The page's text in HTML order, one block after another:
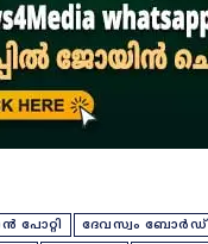
പോറ്റി
ദേവസ്വം ബോർഡ്